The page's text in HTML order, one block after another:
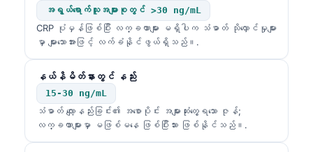
အရွယ်ရောက်သူအများစုတွင် >30 ng/mL
CRP ပုံမှန်ဖြစ်ပြီး လက္ခဏာများ မရှိပါက သံဓာတ် သိုလှောင်မှုများ
မှာ များသောအားဖြင့် လက်ခံနိုင်ဖွယ်ရှိသည်။.
နယ်နိမိတ်နားတွင် နည်း
15-30 ng/mL
သံဓာတ် လျော့နည်းခြင်း၏ အစောပိုင်း အများဆုံးတွေ့ရသော ဇုန်;
လက္ခဏာများမှာ မဖြစ်မနေ ဖြစ်ပြီးသား ဖြစ်နိုင်သည်။.